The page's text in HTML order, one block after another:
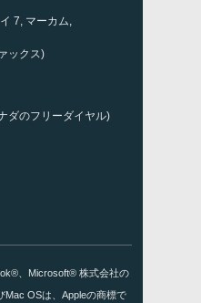
7, マーカム,
ックス)
ダのフリーダイヤル)
、Microsoft® 株式会社の
Mac OSは、Appleの商標で